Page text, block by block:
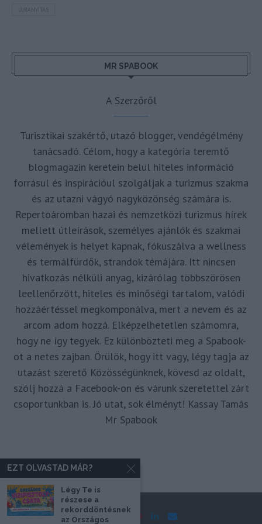
ÚJRANYITÁS
MR SPABOOK
A Szerzőről
Turisztikai szakértő, utazó blogger, vendégélmény
tanácsadó. Célom, hogy a kategória teremtő
blogmagazin keretein belül hiteles információ
forrásul és inspirációul szolgáljak a turizmus szakma
és az utazni vágyó nagyközönség számára is.
Repertoáromban hazai és nemzetközi turizmus hírek
mellett útleírások, személyes ajánlók és szakmai
vélemények is helyet kapnak, fókuszálva a wellness
és termálfürdők, strandok témájára. Itt nincsen
hivatkozás nélküli anyag, kizárólag többszörösen
leellenőrzött, hiteles és minőségi tartalom, valódi
hozzáértéssel megkomponálva, mert a nevem és az
arcom adom hozzá. Elképzelhetetlen számomra,
hogy ne így tegyek. Ez különbözteti meg a Spabook-
ot a netes zajban. Örülök, hogy itt vagy, légy tagja az
utazást szerető Közösségünknek, kövesd az oldalt,
szólj hozzá a Facebook-on és várunk szeretettel zárt
csoportunkban is. Jó utat, sok élményt! Kassay Tamás
Mr Spabook
EZT OLVASTAD MÁR?
Légy Te is
részese a
rekorddöntésnek
az Országos